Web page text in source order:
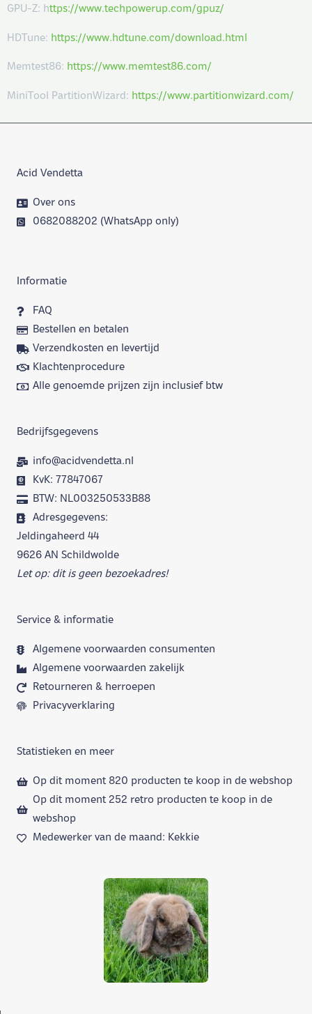
GPU-Z: https://www.techpowerup.com/gpuz/
HDTune: https://www.hdtune.com/download.html
Memtest86: https://www.memtest86.com/
MiniTool PartitionWizard: https://www.partitionwizard.com/
Acid Vendetta
Over ons
0682088202 (WhatsApp only)
Informatie
FAQ
Bestellen en betalen
Verzendkosten en levertijd
Klachtenprocedure
Alle genoemde prijzen zijn inclusief btw
Bedrijfsgegevens
info@acidvendetta.nl
KvK: 77847067
BTW: NL003250533B88
Adresgegevens:
Jeldingaheerd 44
9626 AN Schildwolde
Let op: dit is geen bezoekadres!
Service & informatie
Algemene voorwaarden consumenten
Algemene voorwaarden zakelijk
Retourneren & herroepen
Privacyverklaring
Statistieken en meer
Op dit moment 820 producten te koop in de webshop
Op dit moment 252 retro producten te koop in de
webshop
Medewerker van de maand: Kekkie